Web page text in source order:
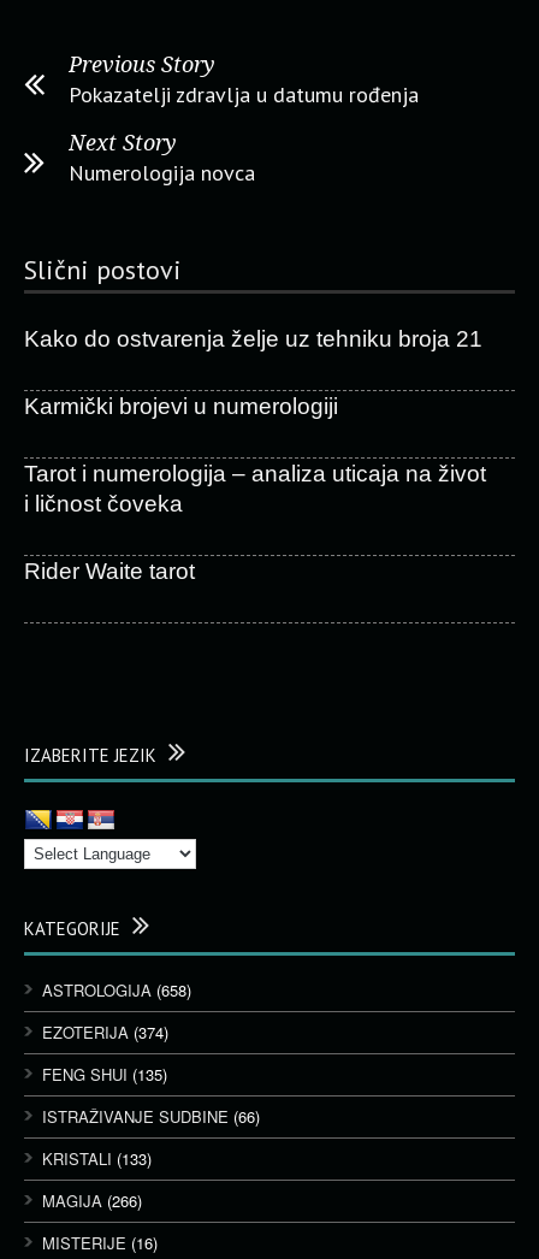
Previous Story
Pokazatelji zdravlja u datumu rođenja
Next Story
Numerologija novca
Slični postovi
Kako do ostvarenja želje uz tehniku broja 21
Karmički brojevi u numerologiji
Tarot i numerologija – analiza uticaja na život
i ličnost čoveka
Rider Waite tarot
IZABERITE JEZIK
KATEGORIJE
ASTROLOGIJA (658)
EZOTERIJA (374)
FENG SHUI (135)
ISTRAŽIVANJE SUDBINE (66)
KRISTALI (133)
MAGIJA (266)
MISTERIJE (16)